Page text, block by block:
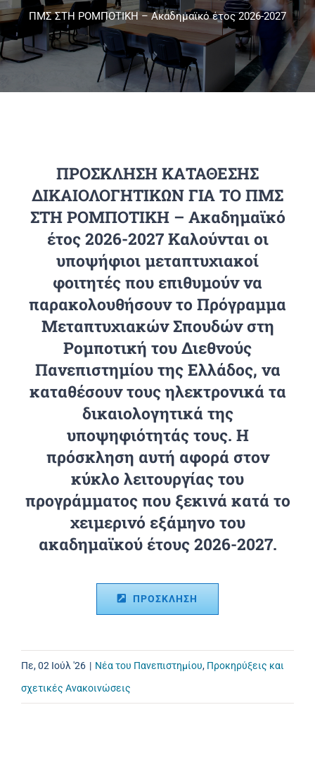
Πανεπιστημιακές Μονάδες
ΠΜΣ ΣΤΗ ΡΟΜΠΟΤΙΚΗ – Ακαδημαϊκό έτος 2026-2027
ΠΡΟΣΚΛΗΣΗ ΚΑΤΑΘΕΣΗΣ
ΔΙΚΑΙΟΛΟΓΗΤΙΚΩΝ ΓΙΑ ΤΟ ΠΜΣ
ΣΤΗ ΡΟΜΠΟΤΙΚΗ – Ακαδημαϊκό
έτος 2026-2027 Καλούνται οι
υποψήφιοι μεταπτυχιακοί
φοιτητές που επιθυμούν να
παρακολουθήσουν το Πρόγραμμα
Μεταπτυχιακών Σπουδών στη
Ρομποτική του Διεθνούς
Πανεπιστημίου της Ελλάδος, να
καταθέσουν τους ηλεκτρονικά τα
δικαιολογητικά της
υποψηφιότητάς τους. Η
πρόσκληση αυτή αφορά στον
κύκλο λειτουργίας του
προγράμματος που ξεκινά κατά το
χειμερινό εξάμηνο του
ακαδημαϊκού έτους 2026-2027.
ΠΡΟΣΚΛΗΣΗ
Πε, 02 Ιούλ '26 | Νέα του Πανεπιστημίου, Προκηρύξεις και
σχετικές Ανακοινώσεις